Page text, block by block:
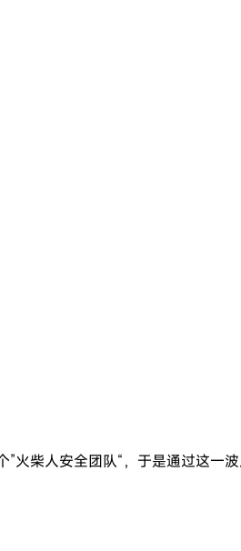
柴人安全团队“，于是通过这一波